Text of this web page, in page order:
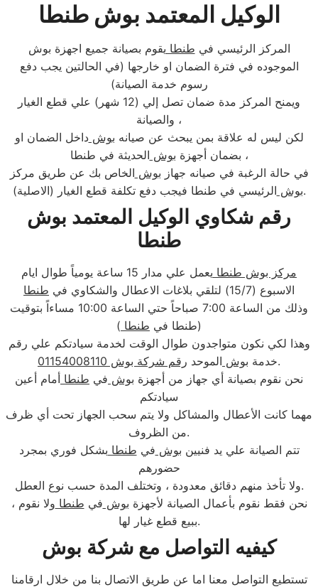
الوكيل المعتمد بوش طنطا
المركز الرئيسي في طنطا يقوم بصيانة جميع اجهزة بوش
الموجوده في فترة الضمان او خارجها (في الحالتين يجب دفع
رسوم خدمة الصيانة)
ويمنح المركز مدة ضمان تصل إلي (12 شهر) علي قطع الغيار
والصيانة ،
لكن ليس له علاقة بمن يبحث عن صيانه بوشداخل الضمان او
بضمان أجهزة بوش
الحديثة في طنطا ،
في حالة الرغبة في صيانه جهاز بوش الخاص بك عن طريق مركز
بوشالرئيسي في طنطا فيجب دفع تكلفة قطع الغيار (الاصلية).
رقم شكاوي الوكيل المعتمد بوش
طنطا
مركز بوش طنطا
يعمل علي مدار 15 ساعة يومياً طوال ايام
الاسبوع (15/7) لتلقي بلاغات الاعطال والشكاوي في
طنطا
وذلك من الساعة 7:00 صباحاً حتي الساعة 10:00 مساءاً بتوقيت
(طنطا في طنطا )
وهذا لكي نكون متواجدون طوال الوقت لخدمة سيادتكم علي رقم
خدمة بوش الموحد رقم شركة بوش 01154008110
.
نحن نقوم بصيانة أي جهاز من أجهزة بوش في طنطا أمام أعين
سيادتكم
مهما كانت الأعطال والمشاكل ولا يتم سحب الجهاز تحت أي ظرف
من الظروف.
تتم الصيانة علي يد فنيين بوش في طنطا بشكل فوري بمجرد
حضورهم
ولا تأخذ منهم دقائق معدودة ، وتختلف المدة حسب نوع العطل.
، نحن فقط نقوم بأعمال الصيانة لأجهزة بوش في طنطا ولا نقوم
ببيع قطع غيار لها.
كيفيه التواصل مع شركة بوش
تستطيع التواصل معنا اما عن طريق الاتصال بنا من خلال ارقامنا